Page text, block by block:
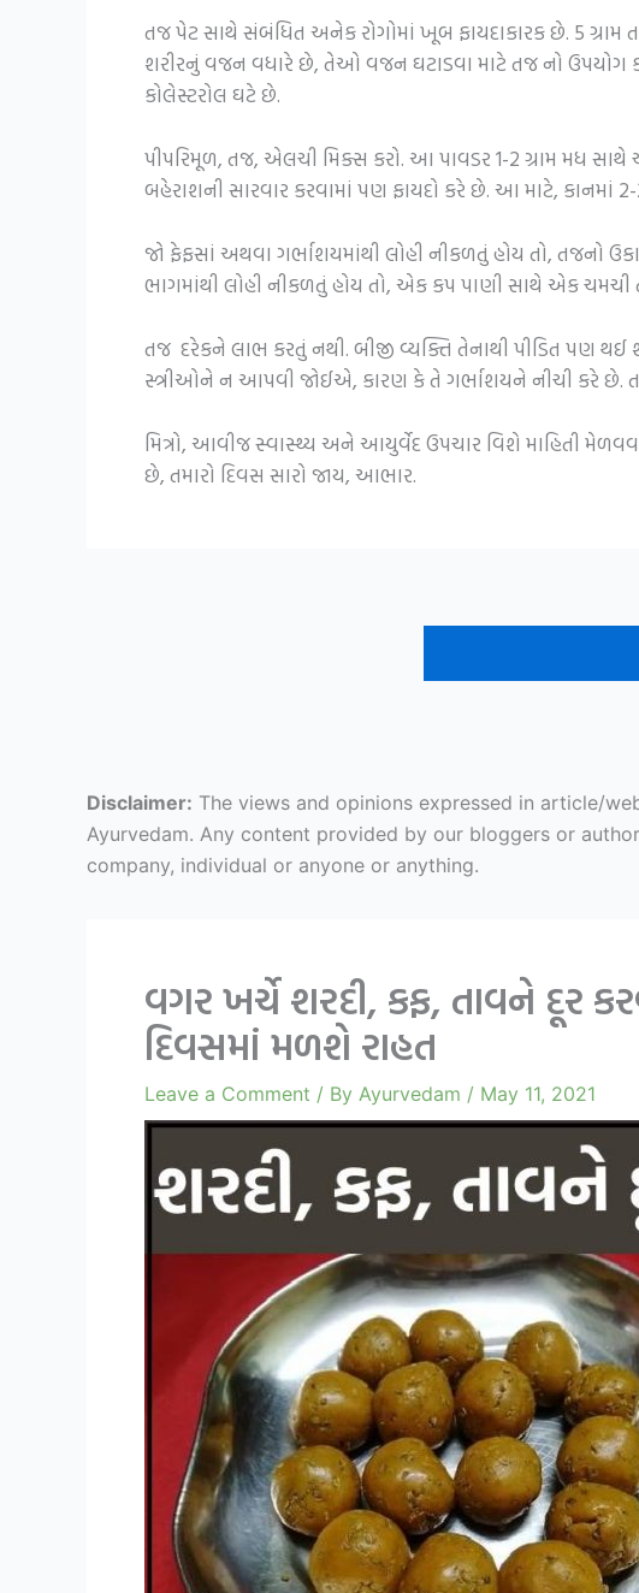
તજ પેટ સાથે સંબંધિત અનેક રોગોમાં ખૂબ ફાયદાકારક છે. 5 ગ્રામ
શરીરનું વજન વધારે છે, તેઓ વજન ઘટાડવા માટે તજ નો ઉપયોગ
કોલેસ્ટરોલ ઘટે છે.
પીપરિમૂળ, તજ, એલચી મિક્સ કરો. આ પાવડર 1-2 ગ્રામ મધ
બહેરાશની સારવાર કરવામાં પણ ફાયદો કરે છે. આ માટે, કાનમાં
જો ફેફસાં અથવા ગર્ભાશયમાંથી લોહી નીકળતું હોય તો, તજનો
ભાગમાંથી લોહી નીકળતું હોય તો, એક કપ પાણી સાથે એક ચમચી
તજ દરેકને લાભ કરતું નથી. બીજી વ્યક્તિ તેનાથી પીડિત પણ
સ્ત્રીઓને ન આપવી જોઈએ, કારણ કે તે ગર્ભાશયને નીચી કરે છે.
મિત્રો, આવીજ સ્વાસ્થ્ય અને આયુર્વેદ ઉપચાર વિશે માહિતી
છે, તમારો દિવસ સારો જાય, આભાર.
Disclaimer: The views and opinions expressed in article/
Ayurvedam. Any content provided by our bloggers or
company, individual or anyone or anything.
વગર ખર્ચે શરદી, કફ, તાવને દૂર
દિવસમાં મળશે રાહત
Leave a Comment / By Ayurvedam / May 11, 2021